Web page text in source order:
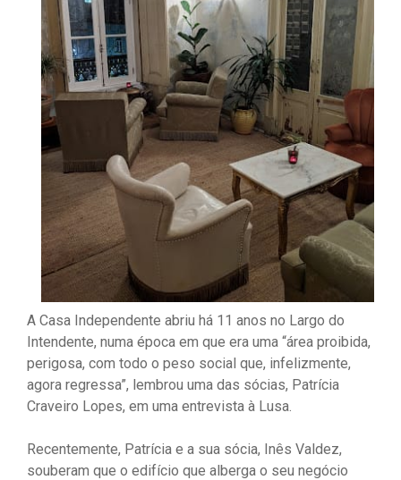
A Casa Independente abriu há 11 anos no Largo do
Intendente, numa época em que era uma “área proibida,
perigosa, com todo o peso social que, infelizmente,
agora regressa”, lembrou uma das sócias, Patrícia
Craveiro Lopes, em uma entrevista à Lusa.
Recentemente, Patrícia e a sua sócia, Inês Valdez,
souberam que o edifício que alberga o seu negócio